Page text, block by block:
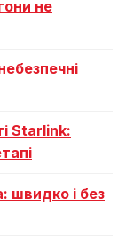
не
Starlink:
швидко і без